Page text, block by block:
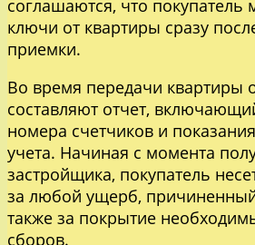
соглашаются, что покупатель
ключи от квартиры сразу
приемки.
Во время передачи квартиры
составляют отчет,
номера счетчиков и
учета. Начиная с момента
застройщика, покупатель
за любой ущерб,
также за покрытие
сборов.